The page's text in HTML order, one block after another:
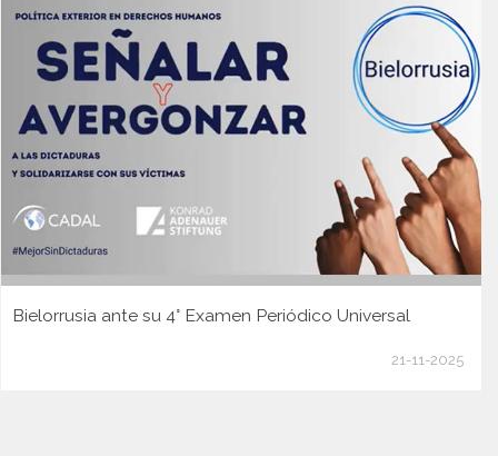
Bielorrusia ante su 4° Examen Periódico Universal
21-11-2025